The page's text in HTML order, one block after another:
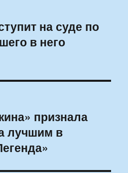
на суде по
в него
признала
лучшим в